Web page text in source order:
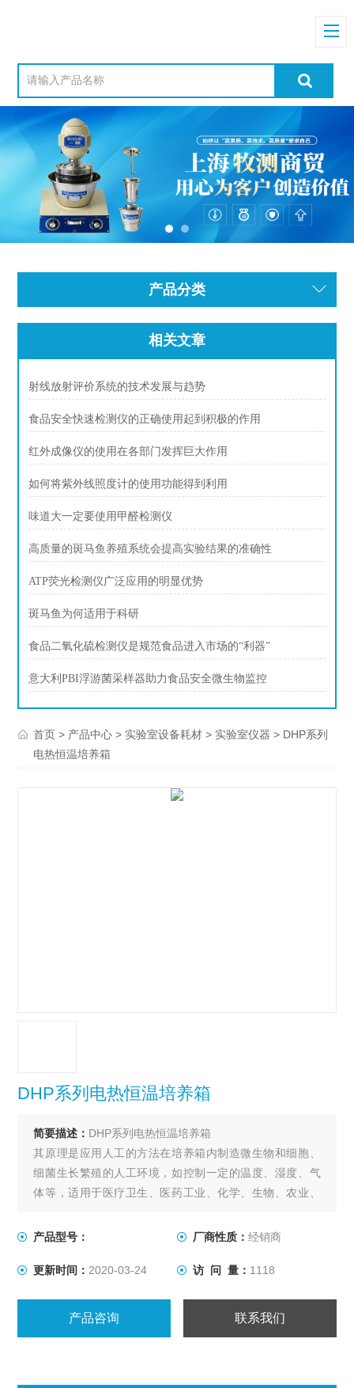
产品分类
相关文章
射线放射评价系统的技术发展与趋势
食品安全快速检测仪的正确使用起到积极的作用
红外成像仪的使用在各部门发挥巨大作用
如何将紫外线照度计的使用功能得到利用
味道大一定要使用甲醛检测仪
高质量的斑马鱼养殖系统会提高实验结果的准确性
ATP荧光检测仪广泛应用的明显优势
斑马鱼为何适用于科研
食品二氧化硫检测仪是规范食品进入市场的“利器”
意大利PBI浮游菌采样器助力食品安全微生物监控
首页 > 产品中心 > 实验室设备耗材 > 实验室仪器 > DHP系列
电热恒温培养箱
DHP系列电热恒温培养箱
简要描述： DHP系列电热恒温培养箱
其原理是应用人工的方法在培养箱内制造微生物和细胞、
细菌生长繁殖的人工环境，如控制一定的温度、湿度、气
体等，适用于医疗卫生、医药工业、化学、生物、农业、
产品型号：
厂商性质： 经销商
更新时间： 2020-03-24 访 问 量： 1118
产品咨询 联系我们